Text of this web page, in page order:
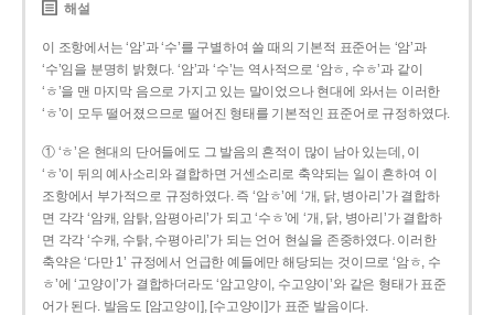
해설
이 조항에서는 ‘암’과 ‘수’를 구별하여 쓸 때의 기본적 표준어는 ‘암’과
‘수’임을 분명히 밝혔다. ‘암’과 ‘수’는 역사적으로 ‘암ㅎ, 수ㅎ’과 같이
‘ㅎ’을 맨 마지막 음으로 가지고 있는 말이었으나 현대에 와서는 이러한
‘ㅎ’이 모두 떨어졌으므로 떨어진 형태를 기본적인 표준어로 규정하였다.
① ‘ㅎ’은 현대의 단어들에도 그 발음의 흔적이 많이 남아 있는데, 이
‘ㅎ’이 뒤의 예사소리와 결합하면 거센소리로 축약되는 일이 흔하여 이
조항에서 부가적으로 규정하였다. 즉 ‘암ㅎ’에 ‘개, 닭, 병아리’가 결합하
면 각각 ‘암캐, 암탉, 암평아리’가 되고 ‘수ㅎ’에 ‘개, 닭, 병아리’가 결합하
면 각각 ‘수캐, 수탉, 수평아리’가 되는 언어 현실을 존중하였다. 이러한
축약은 ‘다만 1’ 규정에서 언급한 예들에만 해당되는 것이므로 ‘암ㅎ, 수
ㅎ’에 ‘고양이’가 결합하더라도 ‘암고양이, 수고양이’와 같은 형태가 표준
어가 된다. 발음도 [암고양이], [수고양이]가 표준 발음이다.